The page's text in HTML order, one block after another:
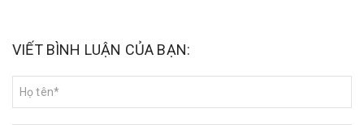
VIẾT BÌNH LUẬN CỦA BẠN: